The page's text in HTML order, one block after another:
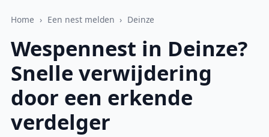
Home › Een nest melden › Deinze
Wespennest in Deinze?
Snelle verwijdering
door een erkende
verdelger